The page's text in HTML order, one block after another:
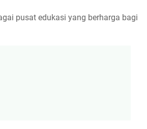
pusat edukasi yang berharga bagi